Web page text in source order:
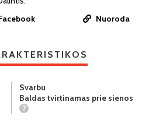
Nuoroda
Svarbu
Baldas tvirtinamas prie sienos
?